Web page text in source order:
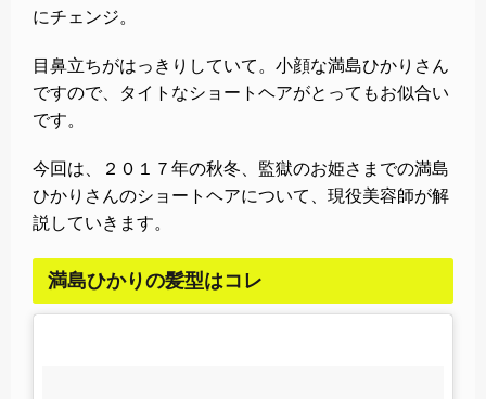
にチェンジ。
目鼻立ちがはっきりしていて。小顔な満島ひかりさん
ですので、タイトなショートヘアがとってもお似合い
です。
今回は、２０１７年の秋冬、監獄のお姫さまでの満島
ひかりさんのショートヘアについて、現役美容師が解
説していきます。
満島ひかりの髪型はコレ